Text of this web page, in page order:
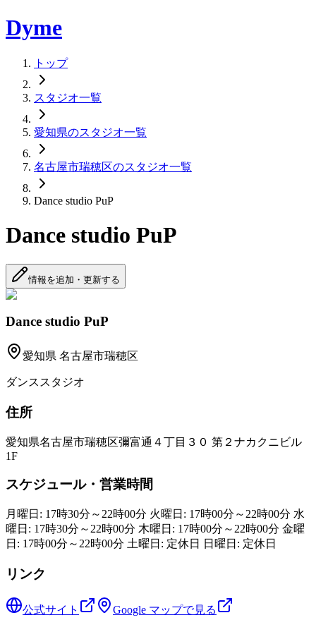
Dyme
トップ
スタジオ一覧
愛知県のスタジオ一覧
名古屋市瑞穂区のスタジオ一覧
Dance studio PuP
Dance studio PuP
情報を追加・更新する
Dance studio PuP
愛知県 名古屋市瑞穂区
ダンススタジオ
住所
愛知県名古屋市瑞穂区彌富通４丁目３０ 第２ナカクニビル
1F
スケジュール・営業時間
月曜日: 17時30分～22時00分 火曜日: 17時00分～22時00分 水
曜日: 17時30分～22時00分 木曜日: 17時00分～22時00分 金曜
日: 17時00分～22時00分 土曜日: 定休日 日曜日: 定休日
リンク
公式サイト Google マップで見る